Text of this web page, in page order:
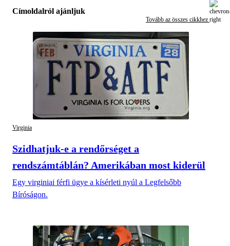
Címoldalról ajánljuk
Tovább az összes cikkhez
Virginia
Szidhatjuk-e a rendőrséget a
rendszámtáblán? Amerikában most kiderül
Egy virginiai férfi ügye a kísérleti nyúl a Legfelsőbb
Bíróságon.